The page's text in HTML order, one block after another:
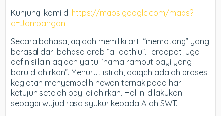
Kunjungi kami di https://maps.google.com/maps?
q=Jambangan
Secara bahasa, aqiqah memiliki arti “memotong” yang
berasal dari bahasa arab “al-qath’u”. Terdapat juga
definisi lain aqiqah yaitu “nama rambut bayi yang
baru dilahirkan”. Menurut istilah, aqiqah adalah proses
kegiatan menyembelih hewan ternak pada hari
ketujuh setelah bayi dilahirkan. Hal ini dilakukan
sebagai wujud rasa syukur kepada Allah SWT.